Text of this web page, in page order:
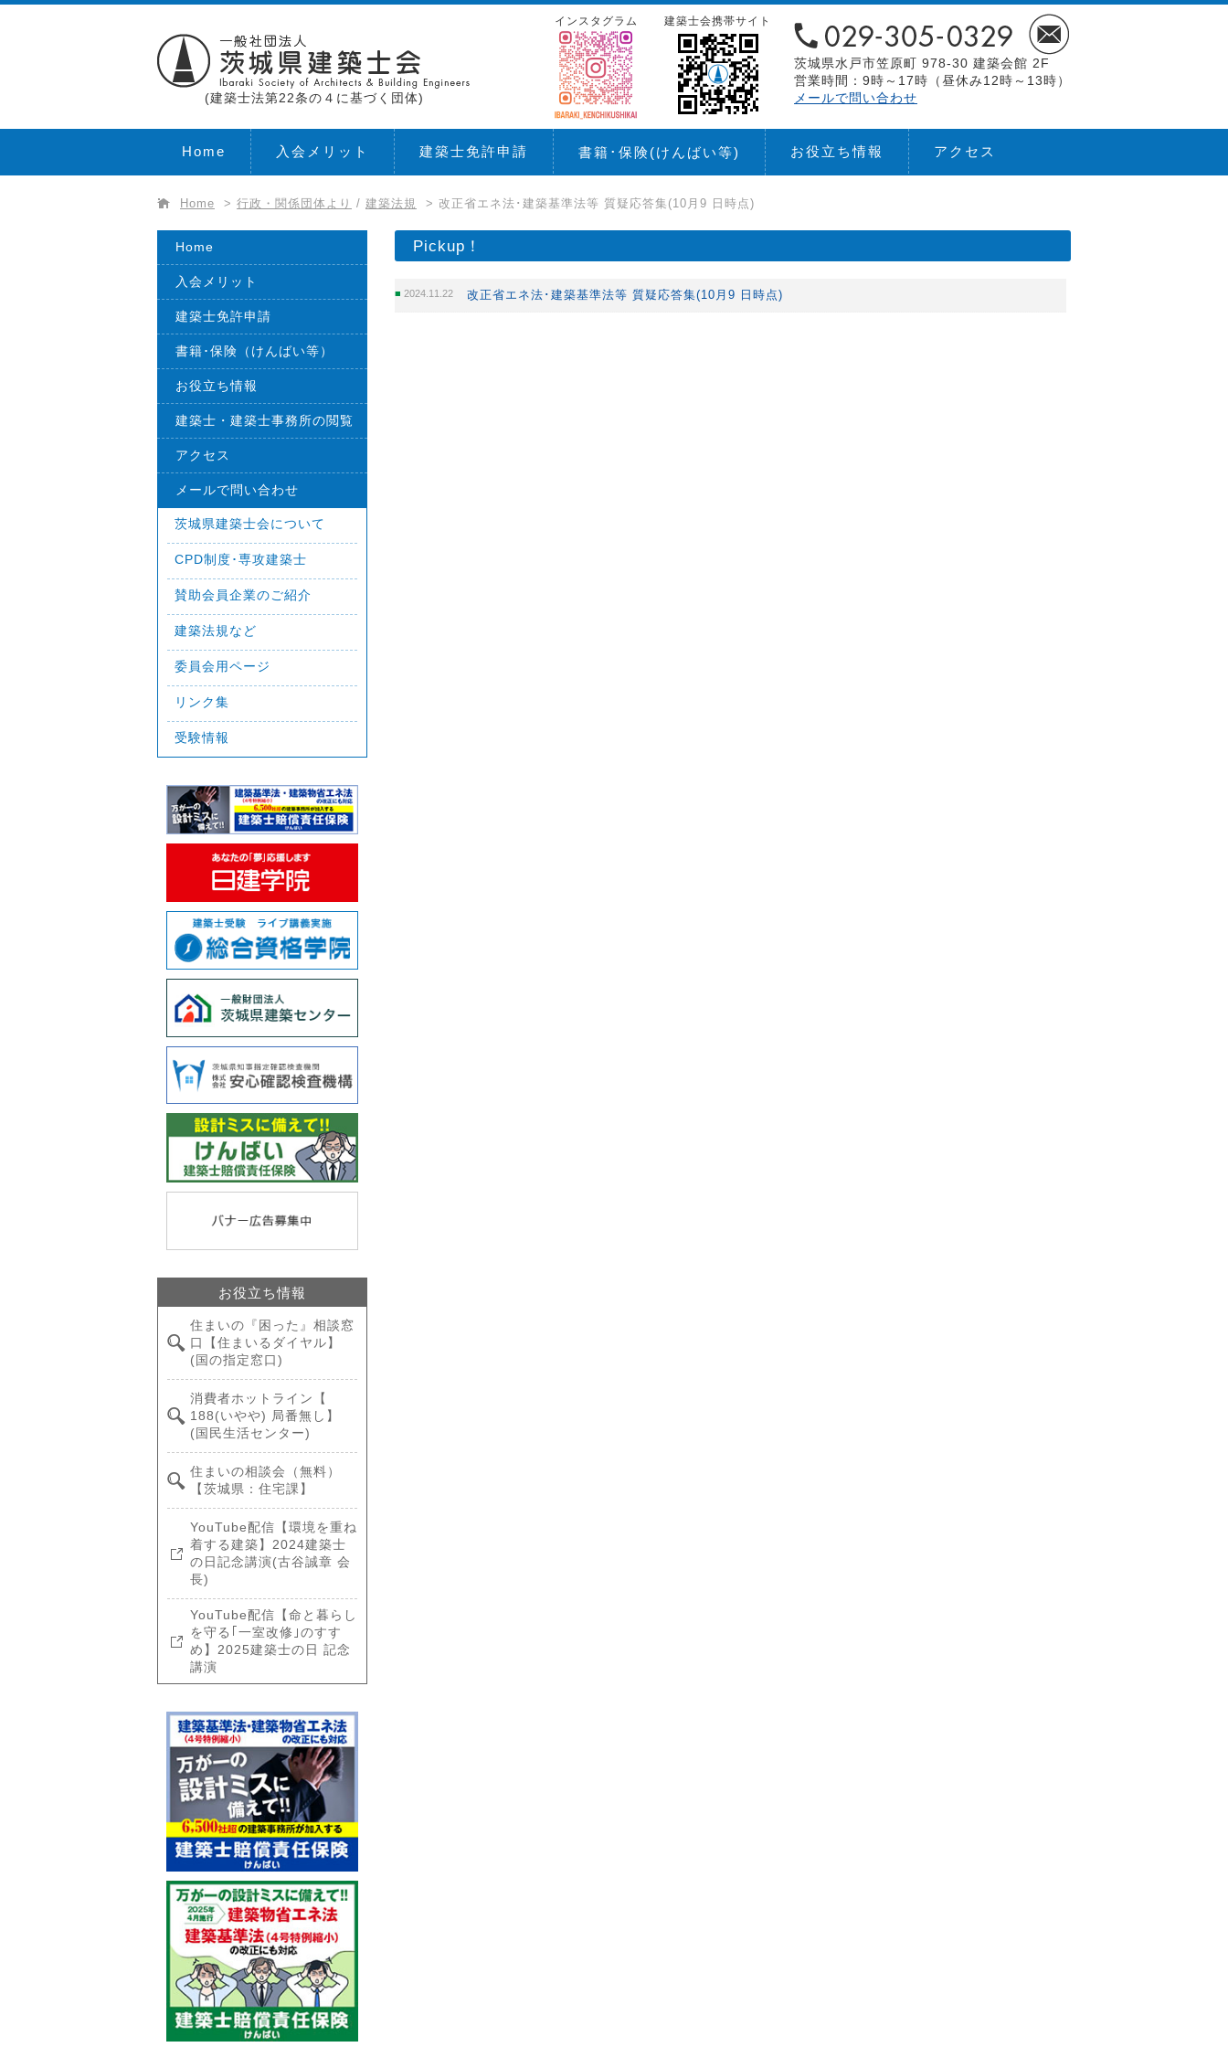
(建築士法第22条の４に基づく団体)
茨城県水戸市笠原町 978-30 建築会館 2F
営業時間：9時～17時（昼休み12時～13時）
メールで問い合わせ
建築士会携帯サイト
インスタグラム
Home 入会メリット 建築士免許申請 書籍･保険(けんばい等) お役立ち情報 アクセス
Home > 行政・関係団体より / 建築法規 > 改正省エネ法･建築基準法等 質疑応答集(10月9 日時点)
Pickup！
2024.11.22 改正省エネ法･建築基準法等 質疑応答集(10月9 日時点)
Home
入会メリット
建築士免許申請
書籍･保険（けんばい等）
お役立ち情報
建築士・建築士事務所の閲覧
アクセス
メールで問い合わせ
茨城県建築士会について
CPD制度･専攻建築士
賛助会員企業のご紹介
建築法規など
委員会用ページ
リンク集
受験情報
お役立ち情報
住まいの『困った』相談窓
口【住まいるダイヤル】
(国の指定窓口)
消費者ホットライン【
188(いやや) 局番無し】
(国民生活センター)
住まいの相談会（無料）
【茨城県：住宅課】
YouTube配信【環境を重ね
着する建築】2024建築士
の日記念講演(古谷誠章 会
長)
YouTube配信【命と暮らし
を守る｢一室改修｣のすす
め】2025建築士の日 記念
講演